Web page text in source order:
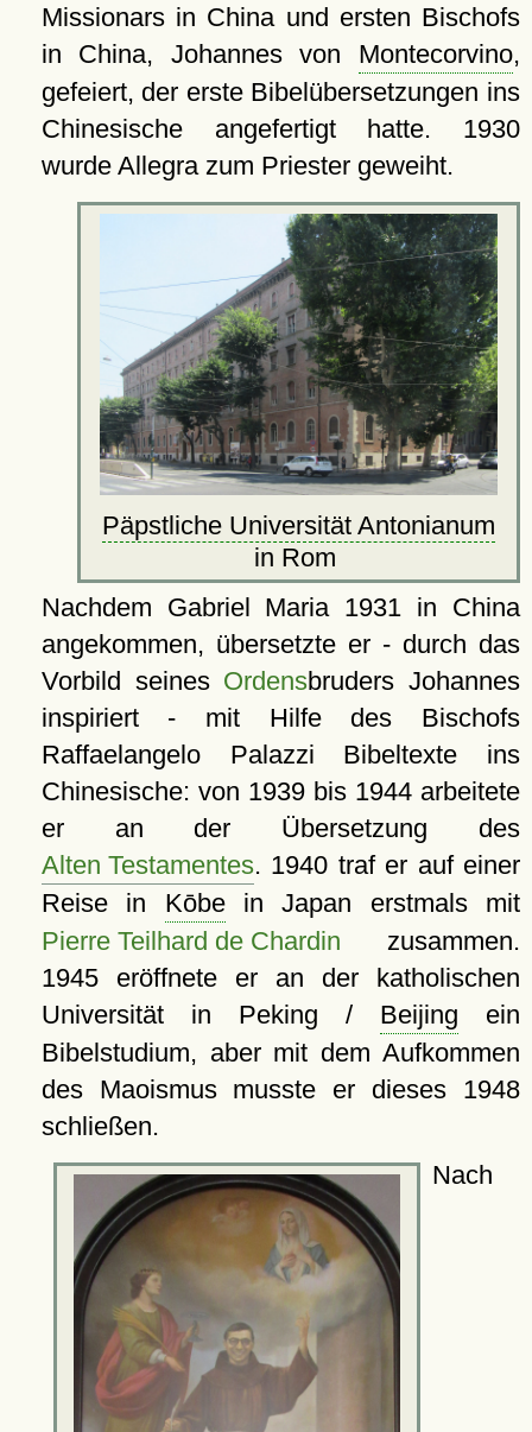
Missionars in China und ersten Bischofs
in China, Johannes von Montecorvino,
gefeiert, der erste Bibelübersetzungen ins
Chinesische angefertigt hatte. 1930
wurde Allegra zum Priester geweiht.
Päpstliche Universität Antonianum
in Rom
Nachdem Gabriel Maria 1931 in China
angekommen, übersetzte er - durch das
Vorbild seines Ordensbruders Johannes
inspiriert - mit Hilfe des Bischofs
Raffaelangelo Palazzi Bibeltexte ins
Chinesische: von 1939 bis 1944 arbeitete
er an der Übersetzung des
Alten Testamentes. 1940 traf er auf einer
Reise in Kōbein Japan erstmals mit
Pierre Teilhard de Chardin zusammen.
1945 eröffnete er an der katholischen
Universität in Peking / Beijing ein
Bibelstudium, aber mit dem Aufkommen
des Maoismus musste er dieses 1948
schließen.
Nach